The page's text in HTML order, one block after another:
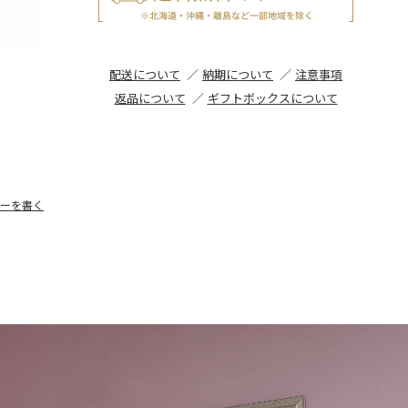
を書く
配送について 納期について
注意事項
返品について
ギフトボックスについて